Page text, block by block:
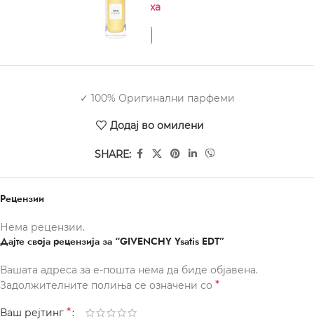
Нема на залиха
✓ 100% Оригинални парфеми
Додај во омилени
SHARE:
Рецензии
Нема рецензии.
Дајте своја рецензија за “GIVENCHY Ysatis EDT”
Вашата адреса за е-пошта нема да биде објавена.
Задолжителните полиња се означени со *
Ваш рејтинг *